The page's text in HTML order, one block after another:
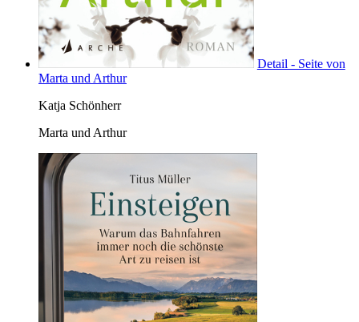
Detail - Seite von
Marta und Arthur
Katja Schönherr
Marta und Arthur